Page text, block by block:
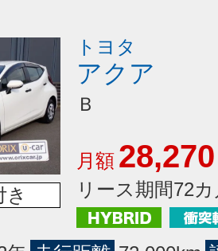
トヨタ
アクア
Ｂ
月額 28,270
リース期間72